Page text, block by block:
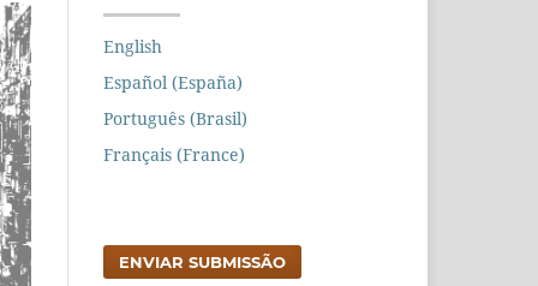
English
Español (España)
Português (Brasil)
Français (France)
ENVIAR SUBMISSÃO